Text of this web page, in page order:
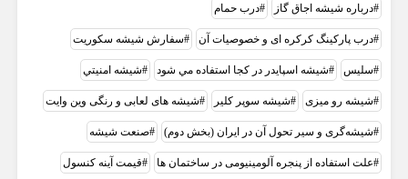
درباره شیشه اجاق گاز درب حمام
درب پارکینگ کرکره ای و خصوصیات آن سفارش شیشه سکوریت
سلیس شيشه اسپايدر در کجا استفاده مي شود شيشه امنيتي
شیشه رو میزی شیشه سوپر کلیر شیشه های لعابی و رنگی وین وایت
شیشه‌گری و سیر تحول آن در ایران (بخش دوم) صنعت شيشه
علت استفاده از پنجره آلومینیومی در ساختمان ها قیمت آینه کنسول